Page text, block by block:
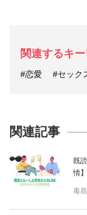
関連するキ
#恋愛 #セック
関連記事
既
情】
毒